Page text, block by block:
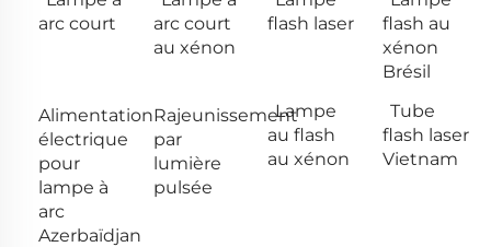
arc court
arc court
au xénon
flash laser
flash au
xénon
Brésil
Alimentation
électrique
pour
lampe à
arc
Azerbaïdjan
Rajeunissement
par
lumière
pulsée
Lampe
au flash
au xénon
Tube
flash laser
Vietnam